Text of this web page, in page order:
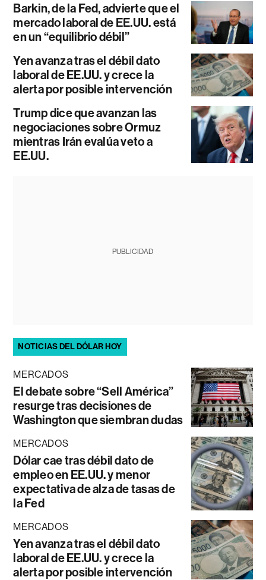
Barkin, de la Fed, advierte que el
mercado laboral de EE.UU. está
en un “equilibrio débil”
Yen avanza tras el débil dato
laboral de EE.UU. y crece la
alerta por posible intervención
Trump dice que avanzan las
negociaciones sobre Ormuz
mientras Irán evalúa veto a
EE.UU.
PUBLICIDAD
NOTICIAS DEL DÓLAR HOY
MERCADOS
El debate sobre “Sell América”
resurge tras decisiones de
Washington que siembran dudas
MERCADOS
Dólar cae tras débil dato de
empleo en EE.UU. y menor
expectativa de alza de tasas de
la Fed
MERCADOS
Yen avanza tras el débil dato
laboral de EE.UU. y crece la
alerta por posible intervención